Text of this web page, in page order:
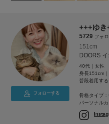
フォローする
+++ゆき
5729 フォ
151cm
DOORS
40代｜女性
身長151cm
普段着用する
骨格タイプ
パーソナル